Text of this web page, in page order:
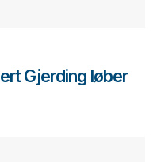
Gjerding løber